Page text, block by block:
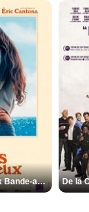
Les Matins merveilleux Bande-annonce VF